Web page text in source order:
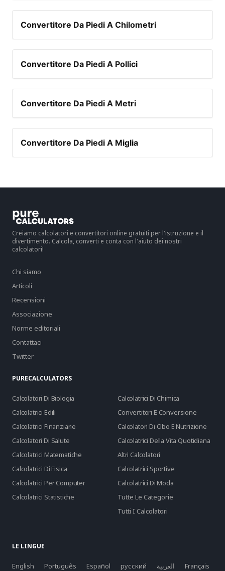
Convertitore Da Piedi A Chilometri
Convertitore Da Piedi A Pollici
Convertitore Da Piedi A Metri
Convertitore Da Piedi A Miglia
Creiamo calcolatori e convertitori online gratuiti per l'istruzione e il
divertimento. Calcola, converti e conta con l'aiuto dei nostri
calcolatori!
Chi siamo
Articoli
Recensioni
Associazione
Norme editoriali
Contattaci
Twitter
PURECALCULATORS
Calcolatori Di Biologia
Calcolatrici Di Chimica
Calcolatrici Edili
Convertitori E Conversione
Calcolatrici Finanziarie
Calcolatori Di Cibo E Nutrizione
Calcolatori Di Salute
Calcolatrici Della Vita Quotidiana
Calcolatrici Matematiche
Altri Calcolatori
Calcolatrici Di Fisica
Calcolatrici Sportive
Calcolatrici Per Computer
Calcolatrici Di Moda
Calcolatrici Statistiche
Tutte Le Categorie
Tutti I Calcolatori
LE LINGUE
English Português Español русский العربية Français